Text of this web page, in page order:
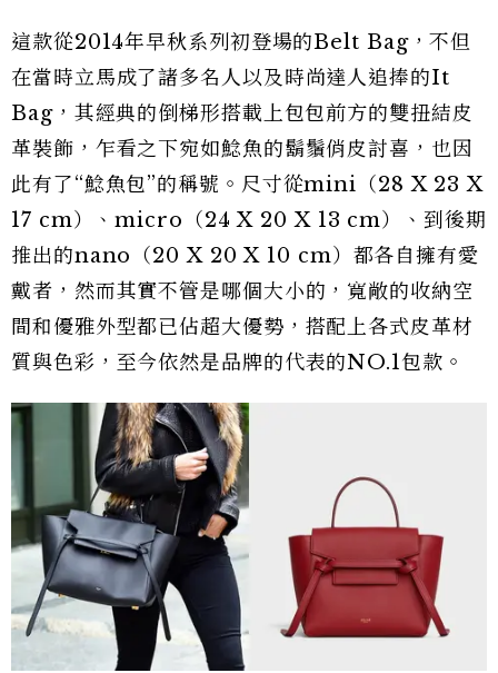
這款從2014年早秋系列初登場的Belt Bag，不但
在當時立馬成了諸多名人以及時尚達人追捧的It
Bag，其經典的倒梯形搭載上包包前方的雙扭結皮
革裝飾，乍看之下宛如鯰魚的鬍鬚俏皮討喜，也因
此有了“鯰魚包”的稱號。尺寸從mini（28 X 23 X
17 cm）、micro（24 X 20 X 13 cm）、到後期
推出的nano（20 X 20 X 10 cm）都各自擁有愛
戴者，然而其實不管是哪個大小的，寬敞的收納空
間和優雅外型都已佔超大優勢，搭配上各式皮革材
質與色彩，至今依然是品牌的代表的NO.1包款。